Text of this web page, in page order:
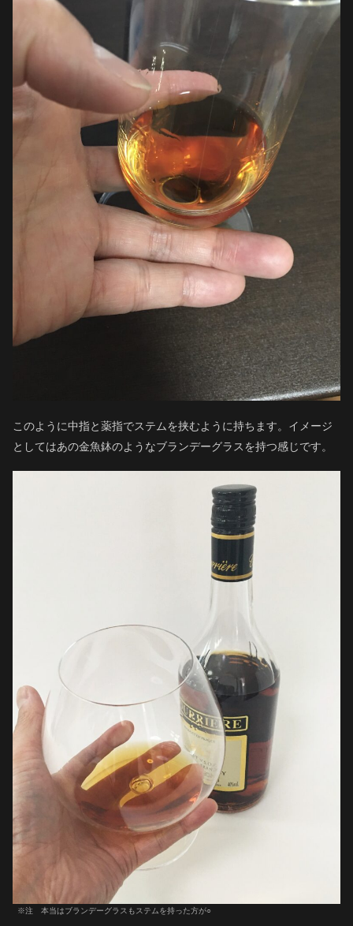
このように中指と薬指でステムを挟むように持ちます。イメージ
としてはあの金魚鉢のようなブランデーグラスを持つ感じです。
※注 本当はブランデーグラスもステムを持った方が○